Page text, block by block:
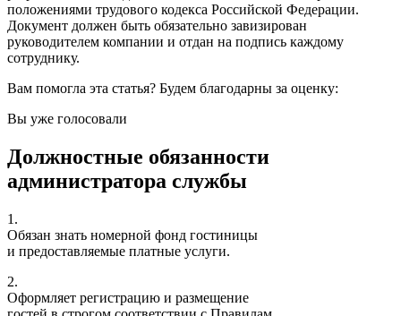
положениями трудового кодекса Российской Федерации.
Документ должен быть обязательно завизирован
руководителем компании и отдан на подпись каждому
сотруднику.
Вам помогла эта статья? Будем благодарны за оценку:
Вы уже голосовали
Должностные обязанности
администратора службы
1.
Обязан знать номерной фонд гостиницы
и предоставляемые платные услуги.
2.
Оформляет регистрацию и размещение